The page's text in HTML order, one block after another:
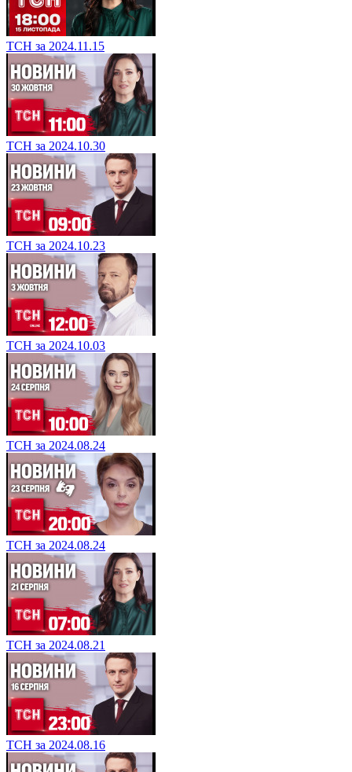
ТСН за 2024.11.15
ТСН за 2024.10.30
ТСН за 2024.10.23
ТСН за 2024.10.03
ТСН за 2024.08.24
ТСН за 2024.08.24
ТСН за 2024.08.21
ТСН за 2024.08.16